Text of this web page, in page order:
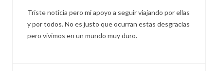
Triste noticia pero mi apoyo a seguir viajando por ellas
y por todos. No es justo que ocurran estas desgracias
pero vivimos en un mundo muy duro.